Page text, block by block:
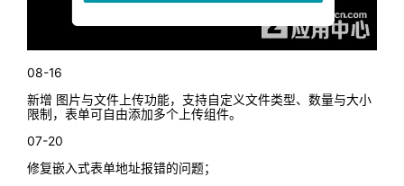
08-16
新增 图片与文件上传功能，支持自定义文件类型、数量与大小
限制，表单可自由添加多个上传组件。
07-20
修复嵌入式表单地址报错的问题；